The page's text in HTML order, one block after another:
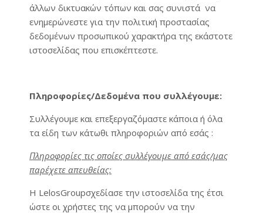
άλλων δικτυακών τόπων και σας συνιστά να
ενημερώνεστε για την πολιτική προστασίας
δεδομένων προσωπικού χαρακτήρα της εκάστοτε
ιστοσελίδας που επισκέπτεστε.
Πληροφορίες/Δεδομένα που συλλέγουμε:
Συλλέγουμε και επεξεργαζόμαστε κάποια ή όλα
τα είδη των κάτωθι πληροφοριών από εσάς :
Πληροφορίες τις οποίες συλλέγουμε από εσάς/μας
παρέχετε απευθείας:
Η LelosGroupσχεδίασε την ιστοσελίδα της έτσι
ώστε οι χρήστες της να μπορούν να την